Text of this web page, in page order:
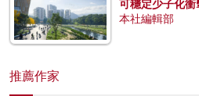
可穩定少子化
本社編輯部
推薦作家